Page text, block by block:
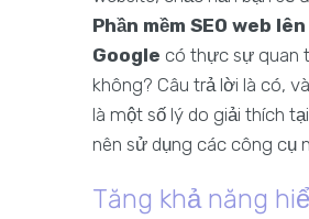
Phần mềm SEO web
Google có thực sự quan
không? Câu trả lời là có,
là một số lý do giải thích
nên sử dụng các công cụ
Tăng khả năng